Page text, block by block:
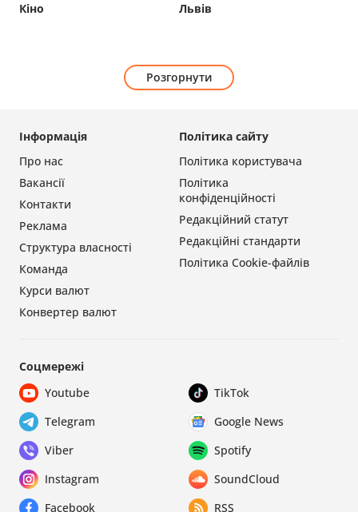
Кіно Львів
Розгорнути
Політика сайту
Політика користувача
Політика
конфіденційності
Редакційний статут
Редакційні стандарти
Політика Cookie-файлів
Інформація
Про нас
Вакансії
Контакти
Реклама
Структура власності
Команда
Курси валют
Конвертер валют
Соцмережі
Youtube
TikTok
Telegram
Google News
Viber
Spotify
Instagram
SoundCloud
Facebook
RSS